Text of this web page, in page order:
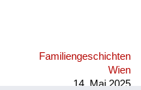
Familiengeschichten
Wien
14. Mai 2025